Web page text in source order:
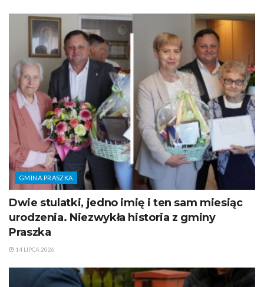
GMINA PRASZKA
Dwie stulatki, jedno imię i ten sam miesiąc
urodzenia. Niezwykła historia z gminy
Praszka
14 LIPCA 2026